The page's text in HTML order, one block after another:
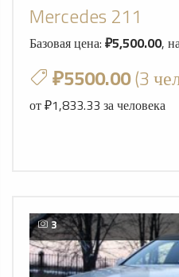
Mercedes 211
Базовая цена: ₽5,500.00,
₽5500.00(3
от ₽1,833.33 за человека
3